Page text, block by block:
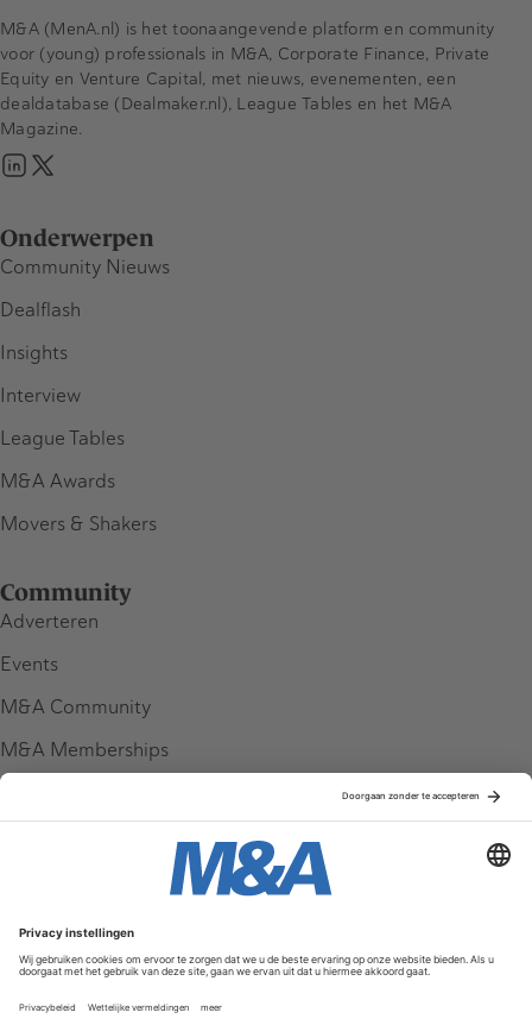
Onderwerpen
Community Nieuws
Dealflash
Insights
Interview
League Tables
M&A Awards
Movers & Shakers
Community
Adverteren
Events
M&A Community
M&A Memberships
Service & Contact
Contact
FAQ
M&A (MenA.nl) is het toonaangevende platform en community
voor (young) professionals in M&A, Corporate Finance, Private
Equity en Venture Capital, met nieuws, evenementen, een
dealdatabase (Dealmaker.nl), League Tables en het M&A
Magazine.